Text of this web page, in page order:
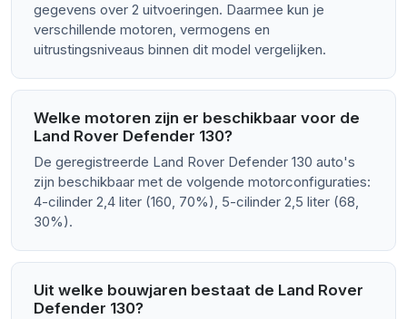
gegevens over 2 uitvoeringen. Daarmee kun je
verschillende motoren, vermogens en
uitrustingsniveaus binnen dit model vergelijken.
Welke motoren zijn er beschikbaar voor de
Land Rover Defender 130?
De geregistreerde Land Rover Defender 130 auto's
zijn beschikbaar met de volgende motorconfiguraties:
4-cilinder 2,4 liter (160, 70%), 5-cilinder 2,5 liter (68,
30%).
Uit welke bouwjaren bestaat de Land Rover
Defender 130?